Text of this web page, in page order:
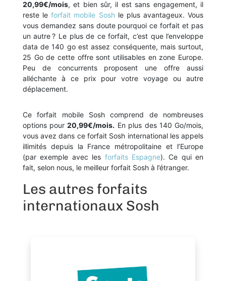
20,99€/mois, et bien sûr, il est sans engagement, il
reste leforfait mobile Soshle plus avantageux. Vous
vous demandez sans doute pourquoi ce forfait et pas
un autre ? Le plus de ce forfait, c’est que l’enveloppe
data de 140 go est assez conséquente, mais surtout,
25 Go de cette offre sont utilisables en zone Europe.
Peu de concurrents proposent une offre aussi
alléchante à ce prix pour votre voyage ou autre
déplacement.
Ce forfait mobile Sosh comprend de nombreuses
options pour20,99€/mois. En plus des 140 Go/mois,
vous avez dans ce forfait Sosh international les appels
illimités depuis la France métropolitaine et l’Europe
(par exemple avec les forfaits Espagne). Ce qui en
fait, selon nous, le meilleur forfait Sosh à l’étranger.
Les autres forfaits
internationaux Sosh